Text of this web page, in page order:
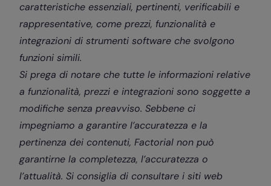
caratteristiche essenziali, pertinenti, verificabili e
rappresentative, come prezzi, funzionalità e
integrazioni di strumenti software che svolgono
funzioni simili.
Si prega di notare che tutte le informazioni relative
a funzionalità, prezzi e integrazioni sono soggette a
modifiche senza preavviso. Sebbene ci
impegniamo a garantire l’accuratezza e la
pertinenza dei contenuti, Factorial non può
garantirne la completezza, l’accuratezza o
l’attualità. Si consiglia di consultare i siti web